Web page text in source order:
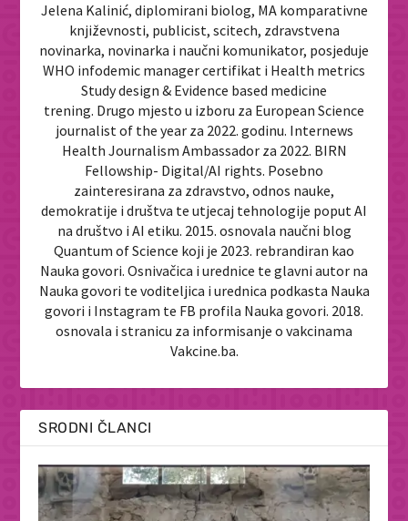
Jelena Kalinić, diplomirani biolog, MA komparativne
književnosti, publicist, scitech, zdravstvena
novinarka, novinarka i naučni komunikator, posjeduje
WHO infodemic manager certifikat i Health metrics
Study design & Evidence based medicine
trening. Drugo mjesto u izboru za European Science
journalist of the year za 2022. godinu. Internews
Health Journalism Ambassador za 2022. BIRN
Fellowship- Digital/AI rights. Posebno
zainteresirana za zdravstvo, odnos nauke,
demokratije i društva te utjecaj tehnologije poput AI
na društvo i AI etiku. 2015. osnovala naučni blog
Quantum of Science koji je 2023. rebrandiran kao
Nauka govori. Osnivačica i urednice te glavni autor na
Nauka govori te voditeljica i urednica podkasta Nauka
govori i Instagram te FB profila Nauka govori. 2018.
osnovala i stranicu za informisanje o vakcinama
Vakcine.ba.
SRODNI ČLANCI